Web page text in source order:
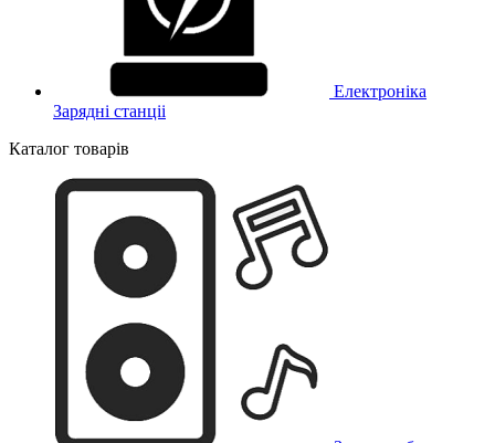
Електроніка
Зарядні станціі
Каталог товарів